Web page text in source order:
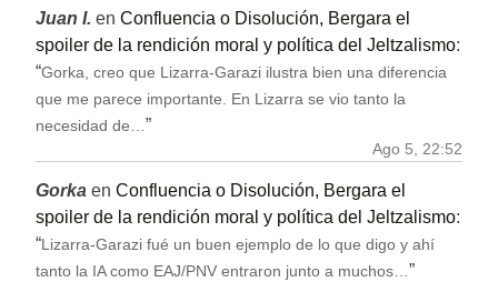
Juan I. en Confluencia o Disolución, Bergara el
spoiler de la rendición moral y política del Jeltzalismo:
“Gorka, creo que Lizarra-Garazi ilustra bien una diferencia
que me parece importante. En Lizarra se vio tanto la
necesidad de…”
Ago 5, 22:52
Gorka en Confluencia o Disolución, Bergara el
spoiler de la rendición moral y política del Jeltzalismo:
“Lizarra-Garazi fué un buen ejemplo de lo que digo y ahí
tanto la IA como EAJ/PNV entraron junto a muchos…”